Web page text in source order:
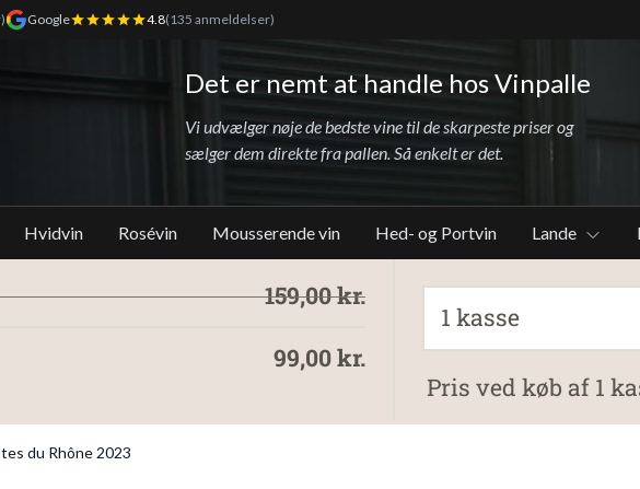
Google 4.8(135 anmeldelser)
Det er nemt at handle hos Vinpalle
Vi udvælger nøje de bedste vine til de skarpeste priser og
sælger dem direkte fra pallen. Så enkelt er det.
Hvidvin Rosévin Mousserende vin Hed- og Portvin Lande
159,00 kr.
99,00 kr.
1 kasse
Pris ved køb af 1
du Rhône 2023